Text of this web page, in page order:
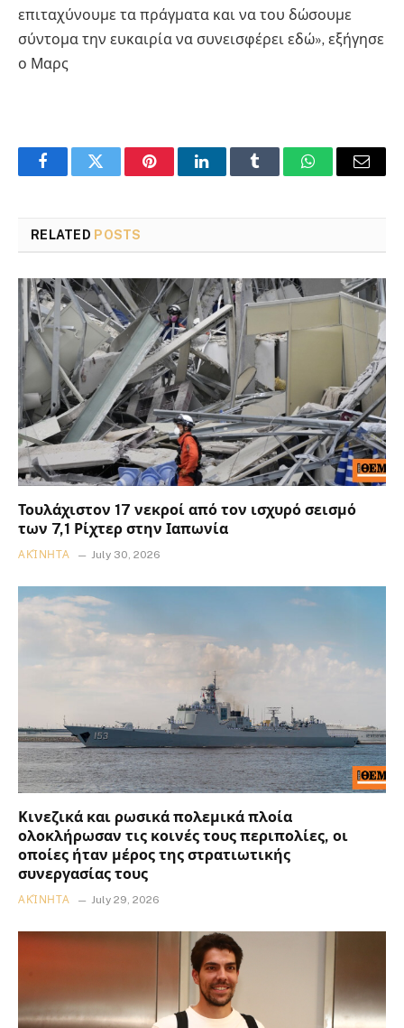
επιταχύνουμε τα πράγματα και να του δώσουμε
σύντομα την ευκαιρία να συνεισφέρει εδώ», εξήγησε
ο Μαρς
FacebookTwitter PinterestLinkedInTumblr WhatsAppEmail
RELATED POSTS
Τουλάχιστον 17 νεκροί από τον ισχυρό σεισμό
των 7,1 Ρίχτερ στην Ιαπωνία
ΑΚΊΝΗΤΑ July 30, 2026
Κινεζικά και ρωσικά πολεμικά πλοία
ολοκλήρωσαν τις κοινές τους περιπολίες, οι
οποίες ήταν μέρος της στρατιωτικής
συνεργασίας τους
ΑΚΊΝΗΤΑ July 29, 2026